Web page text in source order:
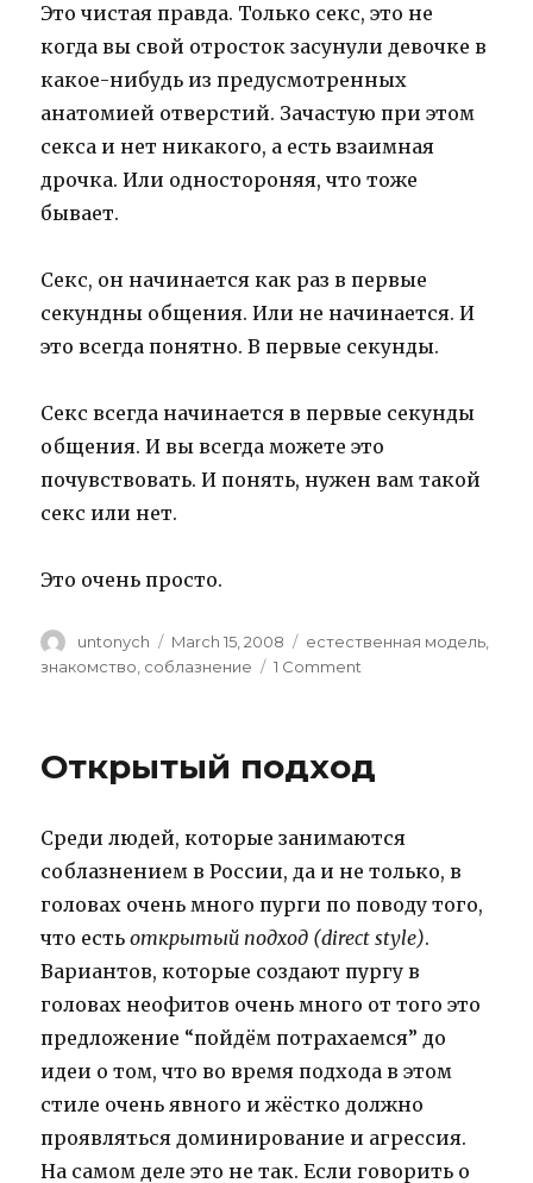
Это чистая правда. Только секс, это не
когда вы свой отросток засунули девочке в
какое-нибудь из предусмотренных
анатомией отверстий. Зачастую при этом
секса и нет никакого, а есть взаимная
дрочка. Или одностороняя, что тоже
бывает.
Секс, он начинается как раз в первые
секундны общения. Или не начинается. И
это всегда понятно. В первые секунды.
Секс всегда начинается в первые секунды
общения. И вы всегда можете это
почувствовать. И понять, нужен вам такой
секс или нет.
Это очень просто.
Author
untonych
Posted
on
March 15, 2008 Categories
естественная модель,
знакомство, соблазнение 1 Comment
ещё
Открытый подход
Среди людей, которые занимаются
соблазнением в России, да и не только, в
головах очень много пурги по поводу того,
что естьоткрытый подход (direct style).
Вариантов, которые создают пургу в
головах неофитов очень много от того это
предложение “пойдём потрахаемся” до
идеи о том, что во время подхода в этом
стиле очень явного и жёстко должно
проявляться доминирование и агрессия.
На самом деле это не так. Если говорить о